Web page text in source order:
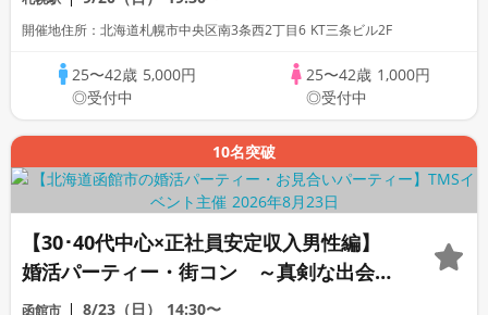
ドリンク
開催地住所：北海道札幌市中央区南3条西2丁目6 KT三条ビル2F
25〜42歳 5,000円
◎受付中
25〜42歳 1,000円
◎受付中
10名突破
【30･40代中心×正社員安定収入男性編】
婚活パーティー・街コン ～真剣な出会い
～
函館市 8/23（日） 14:30〜